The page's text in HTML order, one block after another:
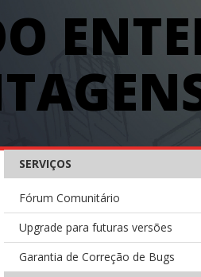
SERVIÇOS
Fórum Comunitário
Upgrade para futuras versões
Garantia de Correção de Bugs